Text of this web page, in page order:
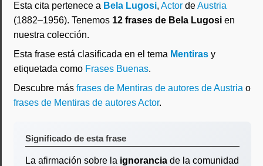
Esta cita pertenece a Bela Lugosi, Actor deAustria
(1882–1956). Tenemos 12 frases de Bela Lugosi en
nuestra colección.
Esta frase está clasificada en el tema Mentiras y
etiquetada como Frases Buenas.
Descubre más frases de Mentiras de autores de Austria o
frases de Mentiras de autores Actor.
Significado de esta frase
La afirmación sobre la ignorancia de la comunidad